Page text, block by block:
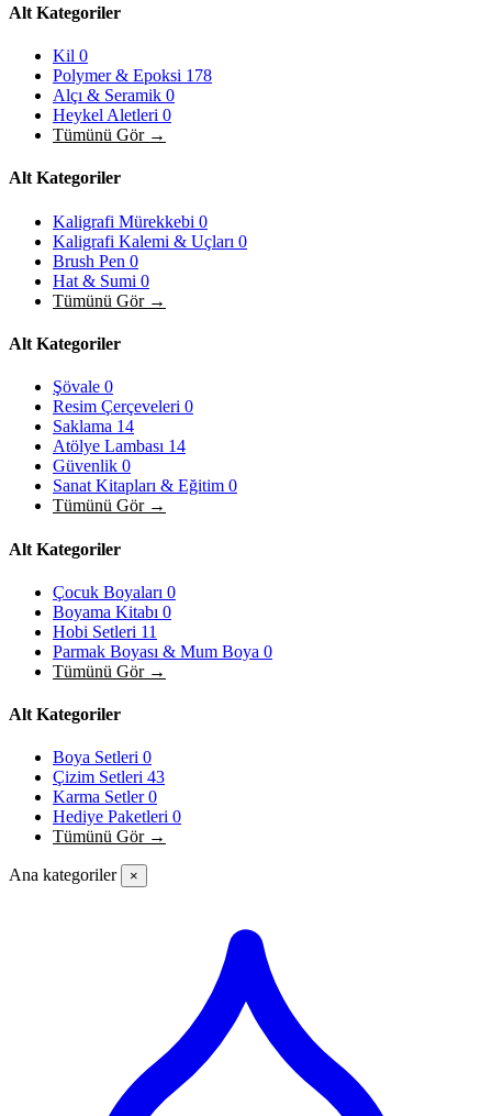
Alt Kategoriler
Kil 0
Polymer & Epoksi 178
Alçı & Seramik 0
Heykel Aletleri 0
Tümünü Gör →
Alt Kategoriler
Kaligrafi Mürekkebi 0
Kaligrafi Kalemi & Uçları 0
Brush Pen 0
Hat & Sumi 0
Tümünü Gör →
Alt Kategoriler
Şövale 0
Resim Çerçeveleri 0
Saklama 14
Atölye Lambası 14
Güvenlik 0
Sanat Kitapları & Eğitim 0
Tümünü Gör →
Alt Kategoriler
Çocuk Boyaları 0
Boyama Kitabı 0
Hobi Setleri 11
Parmak Boyası & Mum Boya 0
Tümünü Gör →
Alt Kategoriler
Boya Setleri 0
Çizim Setleri 43
Karma Setler0
Hediye Paketleri 0
Tümünü Gör →
Ana kategoriler ×